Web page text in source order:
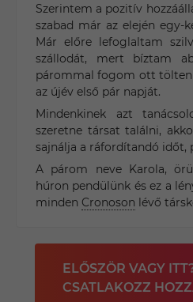
Szerintem a pozitív
szabad már az elején egy-
Már előre lefoglaltam
szállodát, mert bíztam
párommal fogom ott
az újév első pár napját.
Mindenkinek azt
szeretne társat találni,
sajnálja a ráfordítandó időt,
A párom neve Karola,
húron pendülünk és ez a
minden Cronoson lévő
ELŐSZÖR VAGY
CSATLAKOZZ